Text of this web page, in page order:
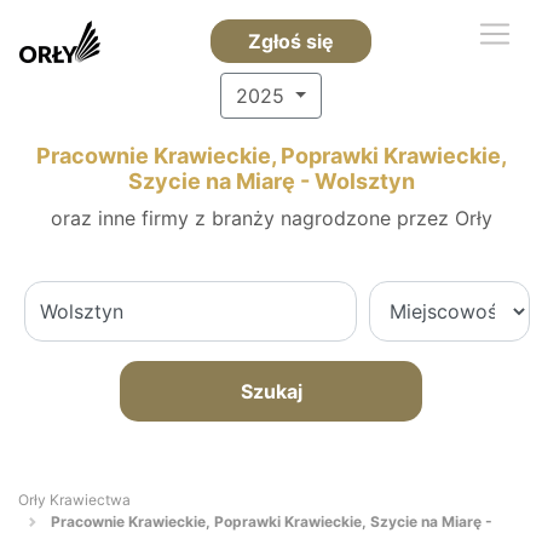
Zgłoś się
2025
Pracownie Krawieckie, Poprawki Krawieckie,
Szycie na Miarę - Wolsztyn
oraz inne firmy z branży nagrodzone przez Orły
Szukaj
Orły Krawiectwa
Pracownie Krawieckie, Poprawki Krawieckie, Szycie na Miarę -